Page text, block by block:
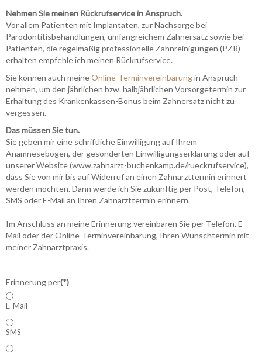
Nehmen Sie meinen Rückrufservice in Anspruch.
Vor allem Patienten mit Implantaten, zur Nachsorge bei
Parodontitisbehandlungen, umfangreichem Zahnersatz sowie bei
Patienten, die regelmäßig professionelle Zahnreinigungen (PZR)
erhalten empfehle ich meinen Rückrufservice.
Sie können auch meineOnline-Terminvereinbarungin Anspruch
nehmen, um den jährlichen bzw. halbjährlichen Vorsorgetermin zur
Erhaltung des Krankenkassen-Bonus beim Zahnersatz nicht zu
vergessen.
Das müssen Sie tun.
Sie geben mir eine schriftliche Einwilligung auf Ihrem
Anamnesebogen, der gesonderten Einwilligungserklärung oder auf
unserer Website (www.zahnarzt-buchenkamp.de/rueckrufservice),
dass Sie von mir bis auf Widerruf an einen Zahnarzttermin erinnert
werden möchten. Dann werde ich Sie zukünftig per Post, Telefon,
SMS oder E-Mail an Ihren Zahnarzttermin erinnern.
Im Anschluss an meine Erinnerung vereinbaren Sie per Telefon, E-
Mail oder der Online-Terminvereinbarung, Ihren Wunschtermin mit
meiner Zahnarztpraxis.
Erinnerung per(*)
E-Mail
SMS